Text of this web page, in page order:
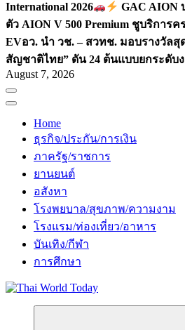
International 2026
GAC AION
ตัว AION V 500 Premium ชูบริการ
EVอว. นำ วช. – สวทช. มอบรางวัล
สัญชาติไทย” ดัน 24 ต้นแบบยกระดับ
August 7, 2026
Home
ธุรกิจ/ประกัน/การเงิน
ภาครัฐ/ราชการ
ยานยนต์
อสังหา
โรงพยบาล/สุขภาพ/ความงาม
โรงแรม/ท่องเที่ยว/อาหาร
บันเทิง/กีฬา
การศึกษา